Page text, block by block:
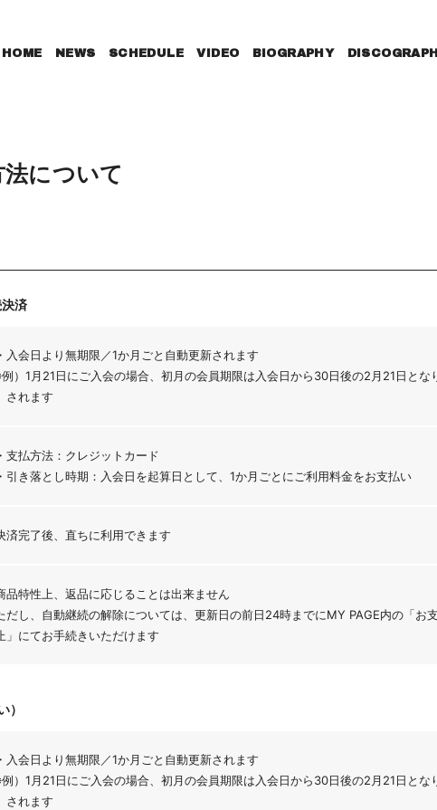
HOME NEWS SCHEDULE VIDEO BIOGRAPHY
について
済
・入会日より無期限／1か月ごと自動更新されます
）1月21日にご入会の場合、初月の会員期限は入会日から30日後の2月21日とな
されます
・支払方法：クレジットカード
・引き落とし時期：入会日を起算日として、1か月ごとにご利用料金をお支払い
済完了後、直ちに利用できます
品特性上、返品に応じることは出来ません
だし、自動継続の解除については、更新日の前日24時までにMY PAGE内の「お
」にてお手続きいただけます
）
・入会日より無期限／1か月ごと自動更新されます
）1月21日にご入会の場合、初月の会員期限は入会日から30日後の2月21日とな
されます